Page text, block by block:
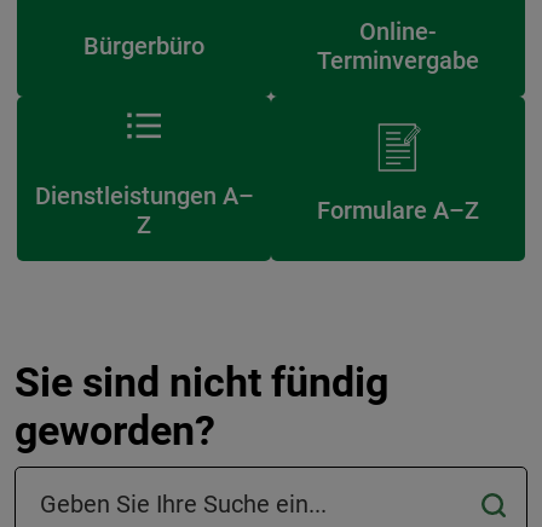
Bürgerbüro
Online-
Terminvergabe
Dienstleistungen A–
Z
Formulare A–Z
Sie sind nicht fündig
geworden?
Suchfeld in der Fußzeile